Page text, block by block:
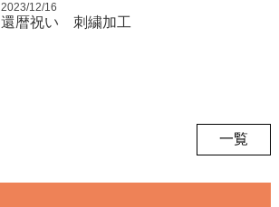
2023/12/16
還暦祝い 刺繍加工
一覧